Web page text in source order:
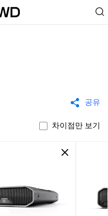
공유
차이점만 보기